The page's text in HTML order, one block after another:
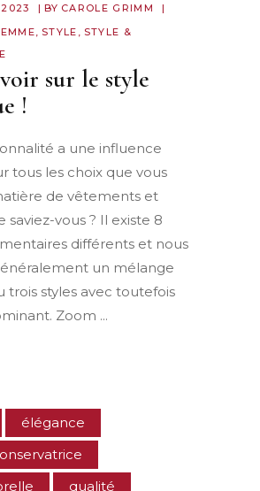
BY CAROLE GRIMM
, STYLE , STYLE &
sur le style
!
a une influence
tous les choix que vous
de vêtements et
saviez-vous ? Il existe 8
différents et nous
un mélange
trois styles avec toutefois
Zoom
élégance
qualité